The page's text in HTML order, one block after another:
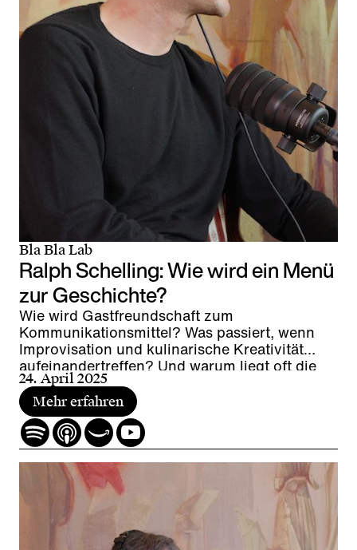
Bla Bla Lab
Ralph Schelling: Wie wird ein Menü
zur Geschichte?
Wie wird Gastfreundschaft zum
Kommunikationsmittel? Was passiert, wenn
Improvisation und kulinarische Kreativität
aufeinandertreffen? Und warum liegt oft die
grösste Faszination in den einfachsten
Gerichten?
24. April 2025
Mehr erfahren